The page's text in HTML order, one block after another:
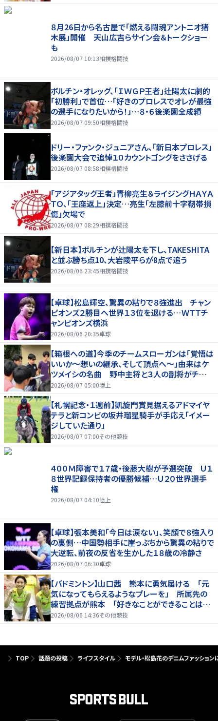
８月26日から名古屋で「燃える闘魂アントニオ猪
木展」開催 天山広吉らサイン会＆トークショー
も
2026/08/07 10:13相撲格闘技
ボルチン・オレッグ、「ＩＷＧＰ王者」辻陽太に劇的
「初勝利」で首位…「好きのプロレスでオレが最強
の選手になりたいから！」…８・６後楽園全成績
2026/08/07 09:50相撲格闘技
ドリー・ファンク・ジュニアさん、「新日本プロレス」
後楽園大会で追悼１０カウントゴングをささげる
2026/08/07 08:58相撲格闘技
「アジアタッグ王者」青柳亮生＆ライジングＨＡＹＡ
ＴＯ、「王座返上」決定…亮生「左膝前十字靭帯損
傷」欠場で
2026/08/07 08:29相撲格闘技
【新日本】ボルチンが辻陽太を下し、TAKESHITA
と並ぶ勝ち点10、大岩陵平らが8点で追う
2026/08/06 23:45相撲格闘技
【卓球】松島輝空、驚異の粘りで８強進出 チャン
ピオンズ２勝目へ世界１３位を退ける…ＷＴＴチ
ャンピオンズ横浜
2026/08/06 20:35卓球
【箱根への道】今季のチームスローガンは「覚悟は
いいか～想いの継承、そして頂点へ～」由来はケ
ツメイシの名曲 野中主将と３人の副将がチーム
を引っ張る…夏合宿特集第１弾、国学院大
2026/08/07 05:00陸上
【札幌記念・１週前】凱旋門賞見据えるアドマイヤ
テラと新コンビの坂井瑠星騎手が手応え「イメー
ジしていた通り」
2026/08/07 07:00その他競技
４００Ｍ障害で１７歳・後藤大樹が予選突破 Ｕ１
８世界記録保持者の優勝候補…Ｕ２０世界選手
権
2026/08/07 04:10陸上
【卓球】張本美和「今日は涙ない」、笑顔で８強入り
の裏側…中国勢相手に崖っぷちから驚異の粘りで
大逆転、前夜の反省を生かした１８歳の冷静さ
2026/08/07 06:30卓球
【バドミントン】山口茜 熊本に勇気届ける 「元
気になってもらえるようなプレーを」 所属先の
練習拠点が熊本 「好きなことができることは当
たり前じゃない」
2026/08/06 14:36その他競技
TOP 話題の投稿 ライフスタイル モデル・松島花のデニムファッショ